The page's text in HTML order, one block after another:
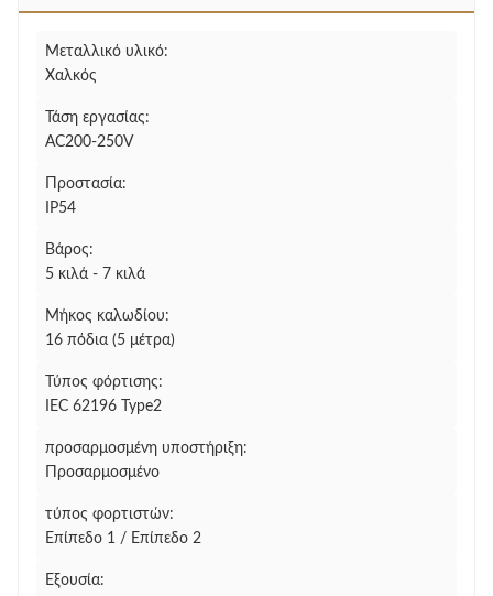
Μεταλλικό υλικό:
Χαλκός
Τάση εργασίας:
AC200-250V
Προστασία:
IP54
Βάρος:
5 κιλά - 7 κιλά
Μήκος καλωδίου:
16 πόδια (5 μέτρα)
Τύπος φόρτισης:
IEC 62196 Type2
προσαρμοσμένη υποστήριξη:
Προσαρμοσμένο
τύπος φορτιστών:
Επίπεδο 1 / Επίπεδο 2
Εξουσία: